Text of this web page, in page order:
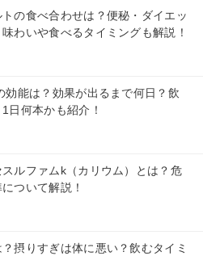
の食べ合わせは？便秘・ダイエッ
味わいや食べるタイミングも解説！
効能は？効果が出るまで何日？飲
日何本かも紹介！
ルファムk（カリウム）とは？危
ついて解説！
摂りすぎは体に悪い？飲むタイミ